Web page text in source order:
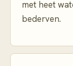
met heet
bederven.